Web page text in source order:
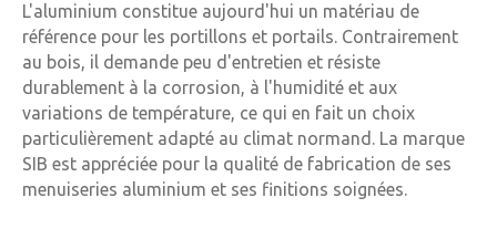
L'aluminium constitue aujourd'hui un matériau de
référence pour les portillons et portails. Contrairement
au bois, il demande peu d'entretien et résiste
durablement à la corrosion, à l'humidité et aux
variations de température, ce qui en fait un choix
particulièrement adapté au climat normand. La marque
SIB est appréciée pour la qualité de fabrication de ses
menuiseries aluminium et ses finitions soignées.